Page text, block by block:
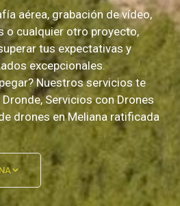
aérea, grabación de vídeo,
o cualquier otro proyecto,
tus expectativas y
excepcionales.
Nuestros servicios te
Servicios con Drones
drones en Meliana ratificada